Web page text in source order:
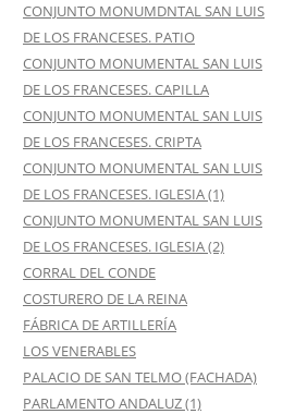
CONJUNTO MONUMDNTAL SAN LUIS
DE LOS FRANCESES. PATIO
CONJUNTO MONUMENTAL SAN LUIS
DE LOS FRANCESES. CAPILLA
CONJUNTO MONUMENTAL SAN LUIS
DE LOS FRANCESES. CRIPTA
CONJUNTO MONUMENTAL SAN LUIS
DE LOS FRANCESES. IGLESIA (1)
CONJUNTO MONUMENTAL SAN LUIS
DE LOS FRANCESES. IGLESIA (2)
CORRAL DEL CONDE
COSTURERO DE LA REINA
FÁBRICA DE ARTILLERÍA
LOS VENERABLES
PALACIO DE SAN TELMO (FACHADA)
PARLAMENTO ANDALUZ (1)